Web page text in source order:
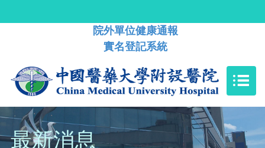
院外單位健康通報
實名登記系統
最新消息